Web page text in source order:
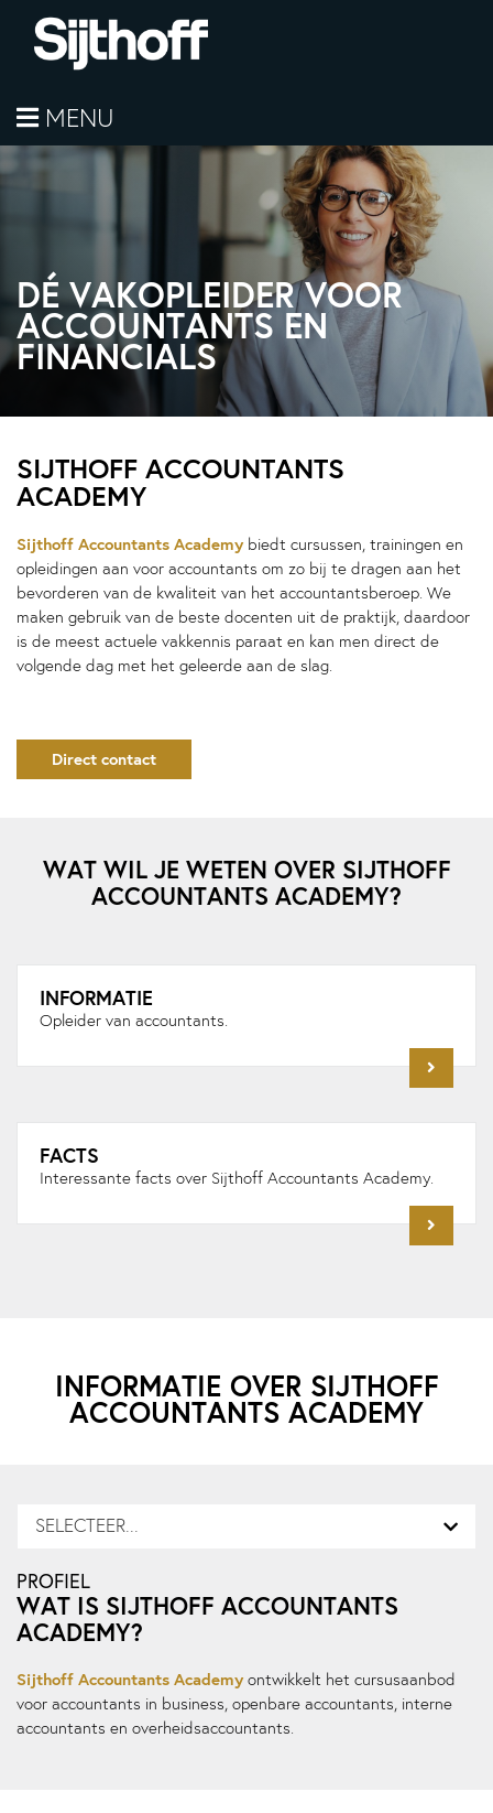
MENU
DÉ VAKOPLEIDER VOOR
ACCOUNTANTS EN
FINANCIALS
SIJTHOFF ACCOUNTANTS
ACADEMY
Sijthoff Accountants Academybiedt cursussen, trainingen en
opleidingen aan voor accountants om zo bij te dragen aan het
bevorderen van de kwaliteit van het accountantsberoep. We
maken gebruik van de beste docenten uit de praktijk, daardoor
is de meest actuele vakkennis paraat en kan men direct de
volgende dag met het geleerde aan de slag.
Direct contact
WAT WIL JE WETEN OVER SIJTHOFF
ACCOUNTANTS ACADEMY?
INFORMATIE
Opleider van accountants.
FACTS
Interessante facts over Sijthoff Accountants Academy.
INFORMATIE OVER SIJTHOFF
ACCOUNTANTS ACADEMY
SELECTEER...
PROFIEL
WAT IS SIJTHOFF ACCOUNTANTS
ACADEMY?
Sijthoff Accountants Academyontwikkelt het cursusaanbod
voor accountants in business, openbare accountants, interne
accountants en overheidsaccountants.